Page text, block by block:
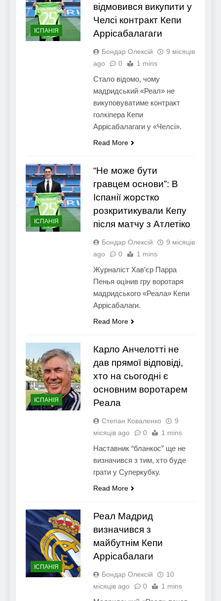
ІСПАНІЯ
відмовився викупити у
Челсі контракт Кепи
Аррісабалагаги
Бондар Олексій
9 місяців
ago
0 1 mins
Стало відомо, чому
мадридський «Реал» не
викуповуватиме контракт
голкіпера Кепи
Аррісабалагаги у «Челсі».
Read More
ІСПАНІЯ
“Не може бути
гравцем основи”: В
Іспанії жорстко
розкритикували Кепу
після матчу з Атлетіко
Бондар Олексій
9 місяців
ago
0 1 mins
Журналіст Хав’єр Парра
Пенья оцінив гру воротаря
мадридського «Реала» Кепи
Аррісабалаги.
Read More
ІСПАНІЯ
Карло Анчелотті не
дав прямої відповіді,
хто на сьогодні є
основним воротарем
Реала
Степан Коваленко
9
місяців ago
0 1 mins
Наставник “бланкос” ще не
визначився з тим, хто буде
грати у Суперкубку.
Read More
ІСПАНІЯ
Реал Мадрид
визначився з
майбутнім Кепи
Аррісабалаги
Бондар Олексій
10
місяців ago
0 1 mins